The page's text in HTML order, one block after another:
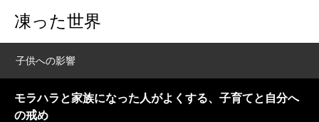
凍った世界
子供への影響
モラハラと家族になった人がよくする、子育てと自分へ
の戒め